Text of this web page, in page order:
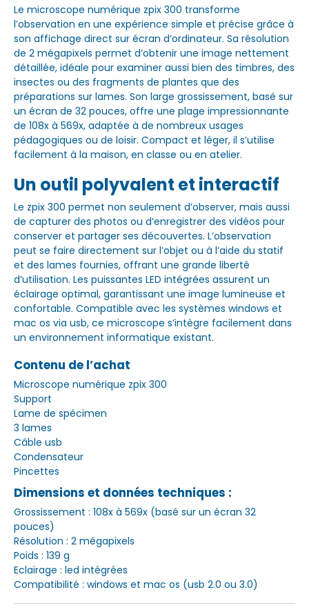
Le microscope numérique zpix 300 transforme
l’observation en une expérience simple et précise grâce à
son affichage direct sur écran d’ordinateur. Sa résolution
de 2 mégapixels permet d’obtenir une image nettement
détaillée, idéale pour examiner aussi bien des timbres, des
insectes ou des fragments de plantes que des
préparations sur lames. Son large grossissement, basé sur
un écran de 32 pouces, offre une plage impressionnante
de 108x à 569x, adaptée à de nombreux usages
pédagogiques ou de loisir. Compact et léger, il s’utilise
facilement à la maison, en classe ou en atelier.
Un outil polyvalent et interactif
Le zpix 300 permet non seulement d’observer, mais aussi
de capturer des photos ou d’enregistrer des vidéos pour
conserver et partager ses découvertes. L’observation
peut se faire directement sur l’objet ou à l’aide du statif
et des lames fournies, offrant une grande liberté
d’utilisation. Les puissantes LED intégrées assurent un
éclairage optimal, garantissant une image lumineuse et
confortable. Compatible avec les systèmes windows et
mac os via usb, ce microscope s’intègre facilement dans
un environnement informatique existant.
Contenu de l’achat
Microscope numérique zpix 300
Support
Lame de spécimen
3 lames
Câble usb
Condensateur
Pincettes
Dimensions et données techniques :
Grossissement : 108x à 569x (basé sur un écran 32
pouces)
Résolution : 2 mégapixels
Poids : 139 g
Eclairage : led intégrées
Compatibilité : windows et mac os (usb 2.0 ou 3.0)